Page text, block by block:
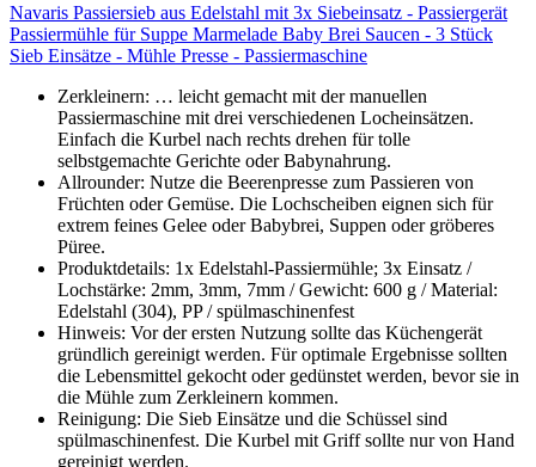
Navaris Passiersieb aus Edelstahl mit 3x Siebeinsatz - Passiergerät
Passiermühle für Suppe Marmelade Baby Brei Saucen - 3 Stück
Sieb Einsätze - Mühle Presse - Passiermaschine
Zerkleinern: … leicht gemacht mit der manuellen
Passiermaschine mit drei verschiedenen Locheinsätzen.
Einfach die Kurbel nach rechts drehen für tolle
selbstgemachte Gerichte oder Babynahrung.
Allrounder: Nutze die Beerenpresse zum Passieren von
Früchten oder Gemüse. Die Lochscheiben eignen sich für
extrem feines Gelee oder Babybrei, Suppen oder gröberes
Püree.
Produktdetails: 1x Edelstahl-Passiermühle; 3x Einsatz /
Lochstärke: 2mm, 3mm, 7mm / Gewicht: 600 g / Material:
Edelstahl (304), PP / spülmaschinenfest
Hinweis: Vor der ersten Nutzung sollte das Küchengerät
gründlich gereinigt werden. Für optimale Ergebnisse sollten
die Lebensmittel gekocht oder gedünstet werden, bevor sie in
die Mühle zum Zerkleinern kommen.
Reinigung: Die Sieb Einsätze und die Schüssel sind
spülmaschinenfest. Die Kurbel mit Griff sollte nur von Hand
gereinigt werden.